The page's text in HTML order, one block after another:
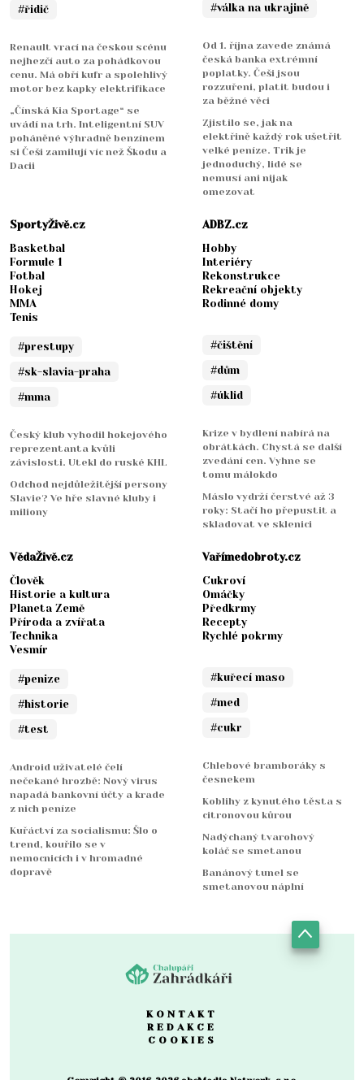
#řidič
Renault vrací na českou scénu
nejhezčí auto za pohádkovou
cenu. Má obří kufr a spolehlivý
motor bez kapky elektrifikace
„Čínská Kia Sportage“ se
uvádí na trh. Inteligentní SUV
poháněné výhradně benzínem
si Češi zamilují víc než Škodu a
Dacii
#válka na ukrajině
Od 1. října zavede známá
česká banka extrémní
poplatky. Češi jsou
rozzuřeni, platit budou i
za běžné věci
Zjistilo se, jak na
elektřině každý rok ušetřit
velké peníze. Trik je
jednoduchý, lidé se
nemusí ani nijak
omezovat
SportyŽivě.cz
Basketbal
Formule 1
Fotbal
Hokej
MMA
Tenis
#prestupy
#sk-slavia-praha
#mma
Český klub vyhodil hokejového
reprezentanta kvůli
závislosti. Utekl do ruské KHL
Odchod nejdůležitější persony
Slavie? Ve hře slavné kluby i
miliony
ADBZ.cz
Hobby
Interiéry
Rekonstrukce
Rekreační objekty
Rodinné domy
#čištění
#dům
#úklid
Krize v bydlení nabírá na
obrátkách. Chystá se další
zvedání cen. Vyhne se
tomu málokdo
Máslo vydrží čerstvé až 3
roky: Stačí ho přepustit a
skladovat ve sklenici
VědaŽivě.cz
Člověk
Historie a kultura
Planeta Země
Příroda a zvířata
Technika
Vesmír
#penize
#historie
#test
Android uživatelé čelí
nečekané hrozbě: Nový virus
napadá bankovní účty a krade
z nich peníze
Kuřáctví za socialismu: Šlo o
trend, kouřilo se v
nemocnicích i v hromadné
dopravě
Vařímedobroty.cz
Cukroví
Omáčky
Předkrmy
Recepty
Rychlé pokrmy
#kuřecí maso
#med
#cukr
Chlebové bramboráky s
česnekem
Koblihy z kynutého těsta s
citronovou kůrou
Nadýchaný tvarohový
koláč se smetanou
Banánový tunel se
smetanovou náplní
KONTAKT
REDAKCE
COOKIES